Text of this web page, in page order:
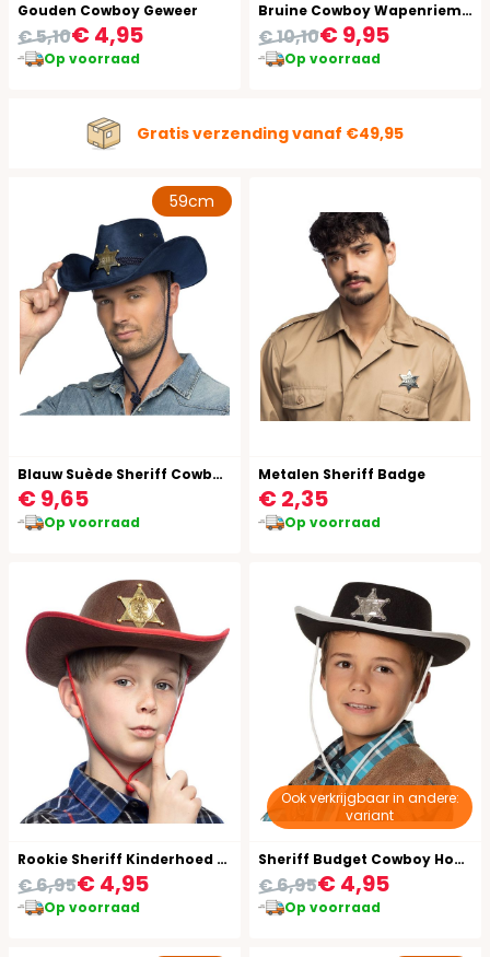
Gouden Cowboy Geweer
€ 4,95
€ 5,10
Op voorraad
Bruine Cowboy Wapenriem Set
€ 9,95
€ 10,10
Op voorraad
Gratis verzending vanaf €49,95
59cm
Blauw Suède Sheriff Cowboyhoed
€ 9,65
Op voorraad
Metalen Sheriff Badge
€ 2,35
Op voorraad
Rookie Sheriff Kinderhoed Bruin
€ 4,95
€ 6,95
Op voorraad
Ook verkrijgbaar in andere:
variant
Sheriff Budget Cowboy Hoed Kind
€ 4,95
€ 6,95
Op voorraad